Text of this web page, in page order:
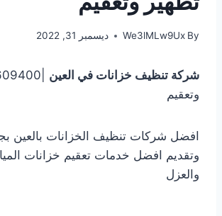
By
We3lMLw9Ux ديسمبر 31, 2022
شركة تنظيف خزانات في العين
وتعقيم
افضل شركات تنظيف الخزانات بالعين
وتقديم افضل خدمات تعقيم خزانات
والعزل